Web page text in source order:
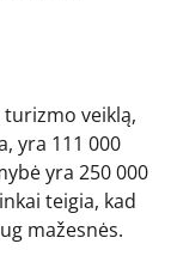
veiklą,
yra 111 000
yra 250 000
teigia, kad
mažesnės.